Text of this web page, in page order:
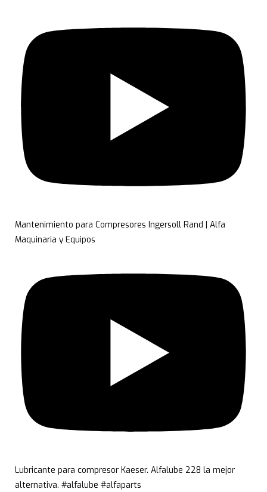
Mantenimiento para Compresores Ingersoll Rand | Alfa
Maquinaria y Equipos
Lubricante para compresor Kaeser. Alfalube 228 la mejor
alternativa. #alfalube #alfaparts